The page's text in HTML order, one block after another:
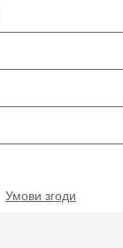
Умови згоди